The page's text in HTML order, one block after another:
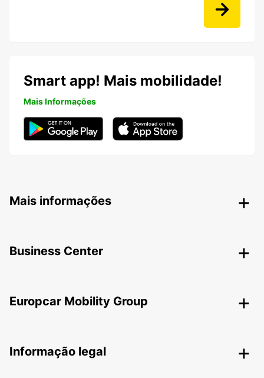
Smart app! Mais mobilidade!
Mais Informações
Mais informações
Business Center
Europcar Mobility Group
Informação legal